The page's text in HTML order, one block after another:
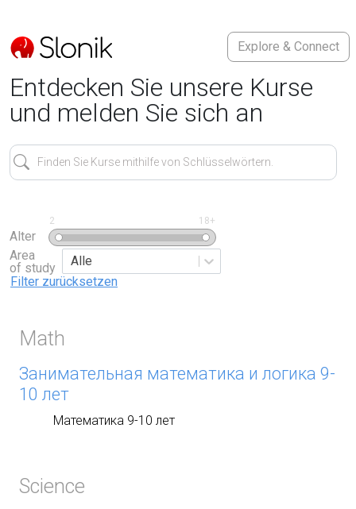
Explore & Connect
Entdecken Sie unsere Kurse
und melden Sie sich an
Finden Sie Kurse mithilfe von Schlüsselwörtern.
Alter
2 18+
Area
of study
Alle
Filter zurücksetzen
Math
Занимательная математика и логика 9-
10 лет
Математика 9-10 лет
Science